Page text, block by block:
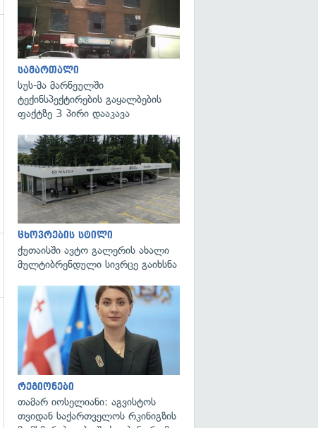
გადახედვა
სამართალი
სუს-მა მარნეულში
ტექინსპექტირების გაყალბების
ფაქტზე 3 პირი დააკავა
ცხოვრების სტილი
ქუთაისში ავტო გალერის ახალი
მულტიბრენდული სივრცე გაიხსნა
რეგიონები
თამარ იოსელიანი: აგვისტოს
თვიდან საქართველოს რკინიგზის